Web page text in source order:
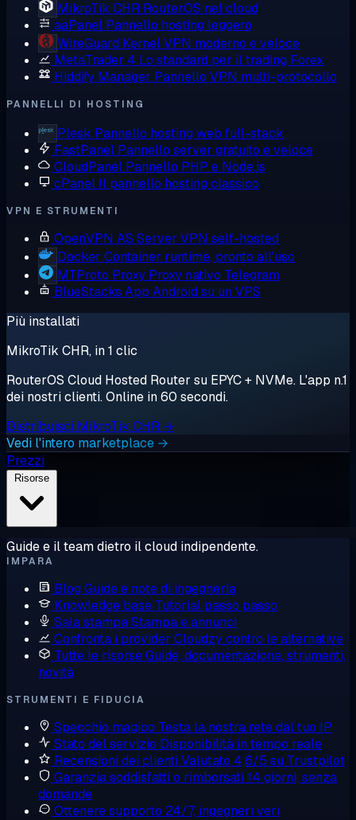
MikroTik CHR RouterOS nel cloud
aaPanel Pannello hosting leggero
WireGuard Kernel VPN moderno e veloce
MetaTrader 4 Lo standard per il trading Forex
Hiddify Manager Pannello VPN multi-protocollo
PANNELLI DI HOSTING
Plesk Pannello hosting web full-stack
FastPanel Pannello server gratuito e veloce
CloudPanel Pannello PHP e Node.js
cPanel Il pannello hosting classico
VPN E STRUMENTI
OpenVPN AS Server VPN self-hosted
Docker Container runtime, pronto all'uso
MTProto Proxy Proxy nativo Telegram
BlueStacks App Android su un VPS
Più installati
MikroTik CHR, in 1 clic
RouterOS Cloud Hosted Router su EPYC + NVMe. L'app n.1
dei nostri clienti. Online in 60 secondi.
Distribuisci MikroTik CHR →
Vedi l'intero marketplace →
Prezzi
Guide e il team dietro il cloud indipendente.
IMPARA
Blog Guide e note di ingegneria
Knowledge base Tutorial passo passo
Sala stampaStampa e annunci
Confronta i provider Cloudzy contro le alternative
Tutte le risorseGuide, documentazione, strumenti,
novità
STRUMENTI E FIDUCIA
Specchio magico Testa la nostra rete dal tuo IP
Stato del servizio Disponibilità in tempo reale
Recensioni dei clienti Valutato 4,6/5 su Trustpilot
Garanzia soddisfatti o rimborsati 14 giorni, senza
domande
Ottenere supporto 24/7, ingegneri veri